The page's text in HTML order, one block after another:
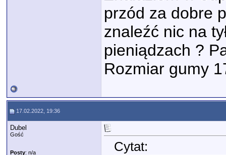
przód za dobre
znaleźć nic na
pieniądzach ?
Rozmiar gumy
17.02.2022, 19:36
Dubel
Gość
Posty: n/a
Cytat: